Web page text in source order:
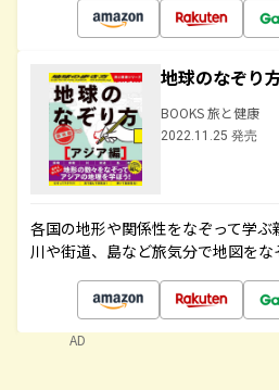
地球のなぞ
BOOKS 旅と健康
2022.11.25 発売
各国の地形や関係性をなぞって学ぶ
川や街道、島など旅気分で地図をな
AD